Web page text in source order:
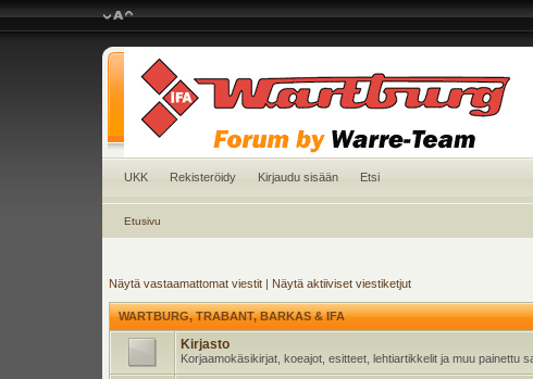
UKK Rekisteröidy Kirjaudu sisään Etsi
Etusivu
Näytä vastaamattomat viestit | Näytä aktiiviset viestiketjut
WARTBURG, TRABANT, BARKAS & IFA
Kirjasto
Korjaamokäsikirjat, koeajot, esitteet, lehtiartikkelit ja muu painettu